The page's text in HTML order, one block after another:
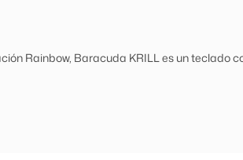
Rainbow, Baracuda KRILL es un teclado